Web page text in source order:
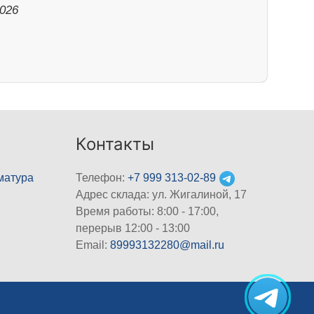
Контакты
Телефон:+7 999 313-02-89
Адрес склада: ул. Жигалиной, 17
Время работы: 8:00 - 17:00,
перерыв 12:00 - 13:00
Email:89993132280@mail.ru